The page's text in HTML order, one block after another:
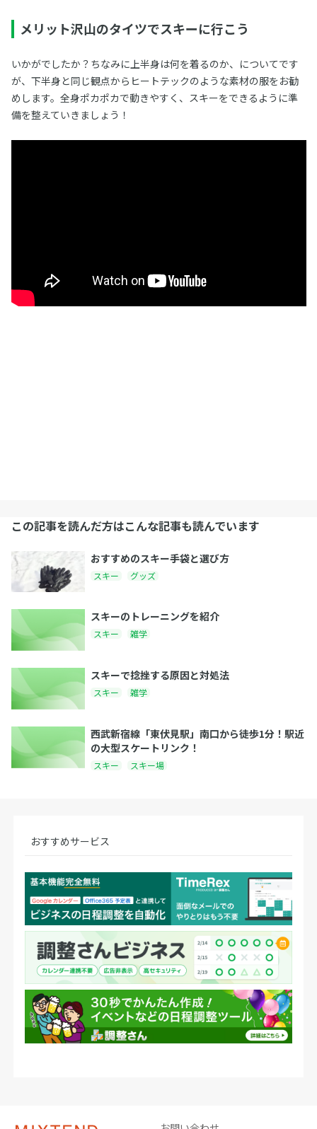
メリット沢山のタイツでスキーに行こう
いかがでしたか？ちなみに上半身は何を着るのか、についてです
が、下半身と同じ観点からヒートテックのような素材の服をお勧
めします。全身ポカポカで動きやすく、スキーをできるように準
備を整えていきましょう！
この記事を読んだ方はこんな記事も読んでいます
おすすめのスキー手袋と選び方
スキー グッズ
スキーのトレーニングを紹介
スキー 雑学
スキーで捻挫する原因と対処法
スキー 雑学
西武新宿線「東伏見駅」南口から徒歩1分！駅近
の大型スケートリンク！
スキー スキー場
おすすめサービス